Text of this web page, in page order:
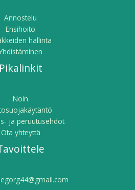
Annostelu
Ensihoito
hallinta
Pikalinkit
Noin
ja peruutusehdot
Ota yhteyttä